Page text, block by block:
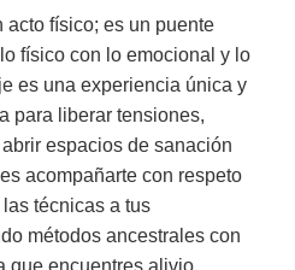
acto físico; es un puente
físico con lo emocional y lo
es una experiencia única y
para liberar tensiones,
espacios de sanación
acompañarte con respeto
técnicas a tus
métodos ancestrales con
que encuentres alivio,